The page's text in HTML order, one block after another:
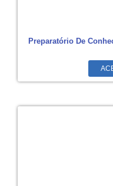
Preparatório De